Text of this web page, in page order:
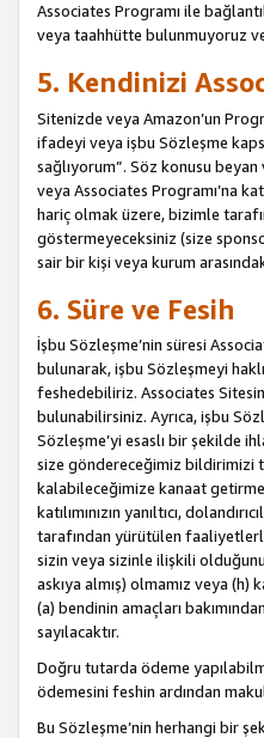
Associates Programı ile
veya taahhütte bulunmuyoruz
5. Kendinizi
Sitenizde veya Amazon’un
ifadeyi veya işbu Sözleşme
sağlıyorum”. Söz konusu
veya Associates Programı’na
hariç olmak üzere, bizimle
göstermeyeceksiniz (size
sair bir kişi veya kurum
6. Süre ve Fesih
İşbu Sözleşme’nin süresi
bulunarak, işbu Sözleşmeyi
feshedebiliriz. Associates
bulunabilirsiniz. Ayrıca, işbu
Sözleşme’yi esaslı bir şekilde
size göndereceğimiz bildirimizi
kalabileceğimize kanaat
katılımınızın yanıltıcı,
tarafından yürütülen
sizin veya sizinle ilişkili
askıya almış) olmamız veya (h)
(a) bendinin amaçları
sayılacaktır.
Doğru tutarda ödeme
ödemesini feshin ardından
Bu Sözleşme’nin herhangi bir